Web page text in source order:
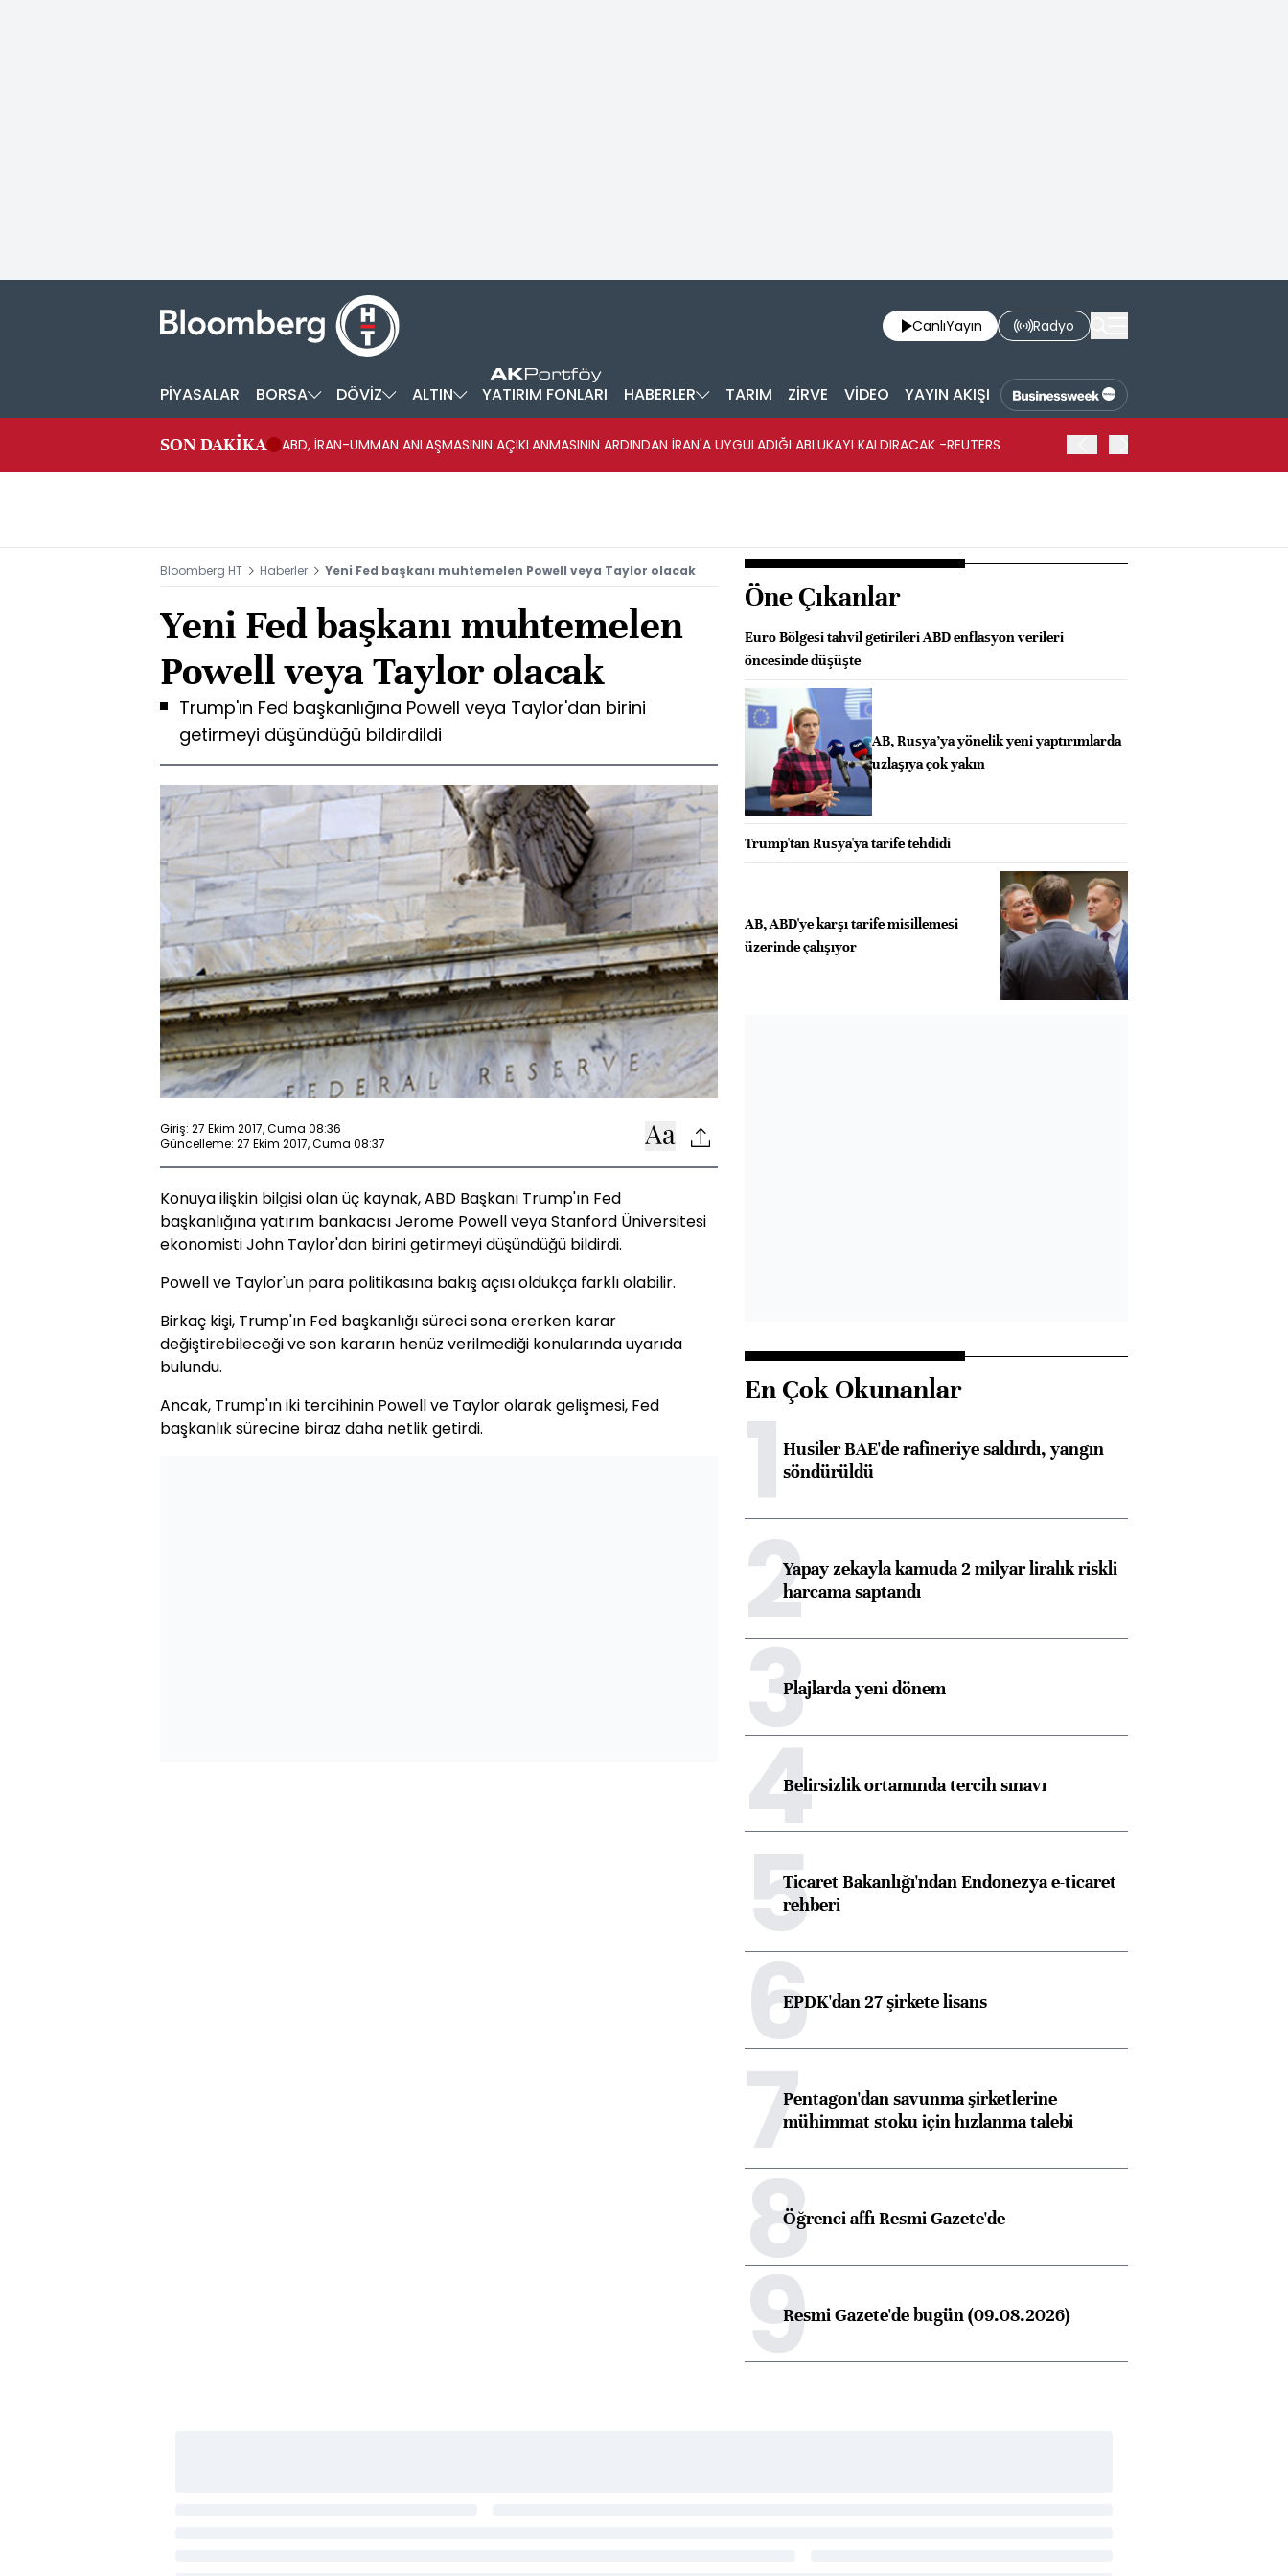
CanlıYayın Radyo
PİYASALAR BORSA DÖVİZ ALTIN YATIRIM FONLARI HABERLER TARIM ZİRVE VİDEO YAYIN AKIŞI
SON DAKİKA ABD, İRAN-UMMAN ANLAŞMASININ AÇIKLANMASININ ARDINDAN İRAN'A UYGULADIĞI ABLUKAYI KALDIRACAK -REUTERS
Bloomberg HT Haberler Yeni Fed başkanı muhtemelen Powell veya Taylor olacak
Yeni Fed başkanı muhtemelen
Powell veya Taylor olacak
Trump'ın Fed başkanlığına Powell veya Taylor'dan birini
getirmeyi düşündüğü bildirdildi
Giriş: 27 Ekim 2017, Cuma 08:36
Güncelleme: 27 Ekim 2017, Cuma 08:37
Konuya ilişkin bilgisi olan üç kaynak, ABD Başkanı Trump'ın Fed
başkanlığına yatırım bankacısı Jerome Powell veya Stanford Üniversitesi
ekonomisti John Taylor'dan birini getirmeyi düşündüğü bildirdi.
Powell ve Taylor'un para politikasına bakış açısı oldukça farklı olabilir.
Birkaç kişi, Trump'ın Fed başkanlığı süreci sona ererken karar
değiştirebileceği ve son kararın henüz verilmediği konularında uyarıda
bulundu.
Ancak, Trump'ın iki tercihinin Powell ve Taylor olarak gelişmesi, Fed
başkanlık sürecine biraz daha netlik getirdi.
Öne Çıkanlar
Euro Bölgesi tahvil getirileri ABD enflasyon verileri
öncesinde düşüşte
AB, Rusya’ya yönelik yeni yaptırımlarda
uzlaşıya çok yakın
Trump'tan Rusya'ya tarife tehdidi
AB, ABD'ye karşı tarife misillemesi
üzerinde çalışıyor
En Çok Okunanlar
1Husiler BAE'de rafineriye saldırdı, yangın
söndürüldü
2Yapay zekayla kamuda 2 milyar liralık riskli
harcama saptandı
3Plajlarda yeni dönem
4Belirsizlik ortamında tercih sınavı
5Ticaret Bakanlığı'ndan Endonezya e-ticaret
rehberi
6EPDK'dan 27 şirkete lisans
7Pentagon'dan savunma şirketlerine
mühimmat stoku için hızlanma talebi
8Öğrenci affı Resmi Gazete'de
9Resmi Gazete'de bugün (09.08.2026)